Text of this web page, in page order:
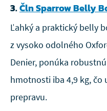
3.Čln Sparrow Belly
Ľahký a praktický belly
z vysoko odolného
Denier, ponúka
hmotnosti iba 4,9 kg,
prepravu.